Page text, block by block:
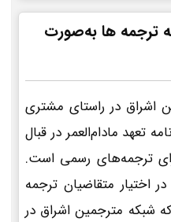
ترجمه ها به‌صورت
اشراق در راستای مشتری
تعهد مادام‌العمر در قبال
ترجمه‌های رسمی است.
اختیار متقاضیان ترجمه
شبکه مترجمین اشراق در